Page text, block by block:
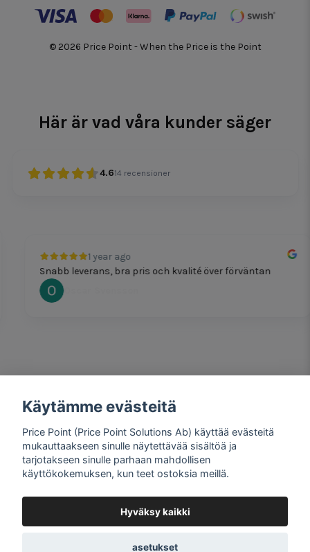
© 2026 Price Point - When the Price is the Point
Här är vad våra kunder säger
4.614 recensioner
1 year ago
Snabb leverans, bra pris och kvalité över förväntan
Oscar Svensson
1 year ago
Bra produkter och snabb frakt!
Mathias Johansson
Google review widgetby
Käytämme evästeitä
Price Point (Price Point Solutions Ab) käyttää evästeitä
mukauttaakseen sinulle näytettävää sisältöä ja
tarjotakseen sinulle parhaan mahdollisen
käyttökokemuksen, kun teet ostoksia meillä.
Hyväksy kaikki
asetukset